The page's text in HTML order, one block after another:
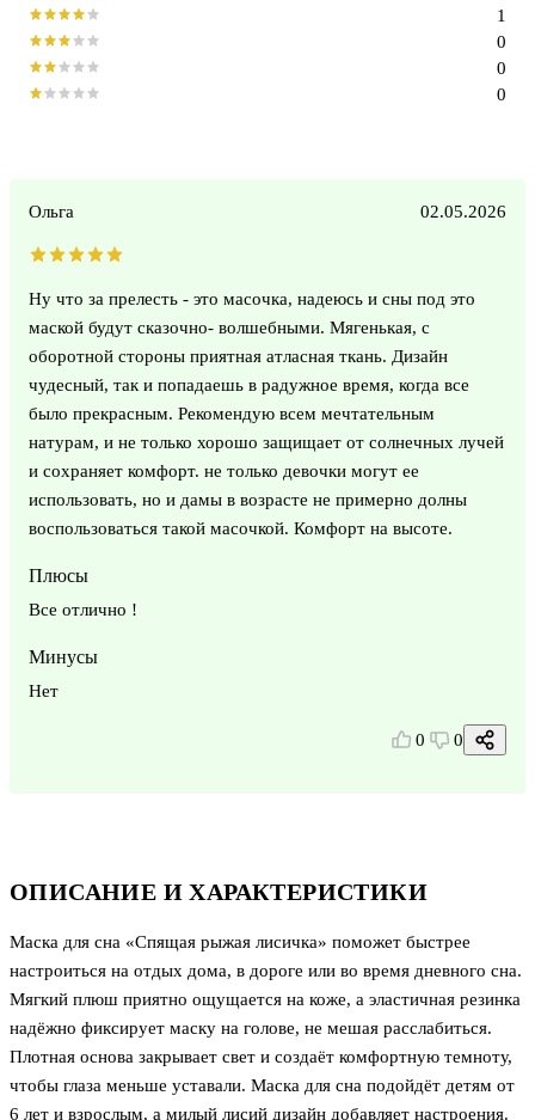
ОПИСАНИЕ И ХАРАКТЕРИСТИКИ
Маска для сна «Спящая рыжая лисичка» поможет быстрее
настроиться на отдых дома, в дороге или во время дневного сна.
Мягкий плюш приятно ощущается на коже, а эластичная резинка
надёжно фиксирует маску на голове, не мешая расслабиться.
Плотная основа закрывает свет и создаёт комфортную темноту,
чтобы глаза меньше уставали. Маска для сна подойдёт детям от
6 лет и взрослым, а милый лисий дизайн добавляет настроения.
0
0
0
1
Ольга 02.05.2026
Ну что за прелесть - это масочка, надеюсь и сны под это
маской будут сказочно- волшебными. Мягенькая, с
оборотной стороны приятная атласная ткань. Дизайн
чудесный, так и попадаешь в радужное время, когда все
было прекрасным. Рекомендую всем мечтательным
натурам, и не только хорошо защищает от солнечных лучей
и сохраняет комфорт. не только девочки могут ее
использовать, но и дамы в возрасте не примерно долны
воспользоваться такой масочкой. Комфорт на высоте.
Плюсы
Все отлично !
Минусы
Нет
0 0